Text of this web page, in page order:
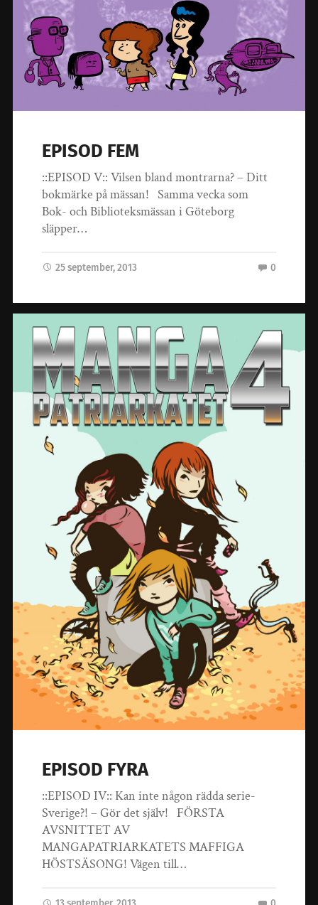
EPISOD FEM
::EPISOD V:: Vilsen bland montrarna? – Ditt
bokmärke på mässan! Samma vecka som
Bok- och Biblioteksmässan i Göteborg
släpper…
25 september, 2013 0
EPISOD FYRA
::EPISOD IV:: Kan inte någon rädda serie-
Sverige?! – Gör det själv! FÖRSTA
AVSNITTET AV
MANGAPATRIARKATETS MAFFIGA
HÖSTSÄSONG! Vägen till…